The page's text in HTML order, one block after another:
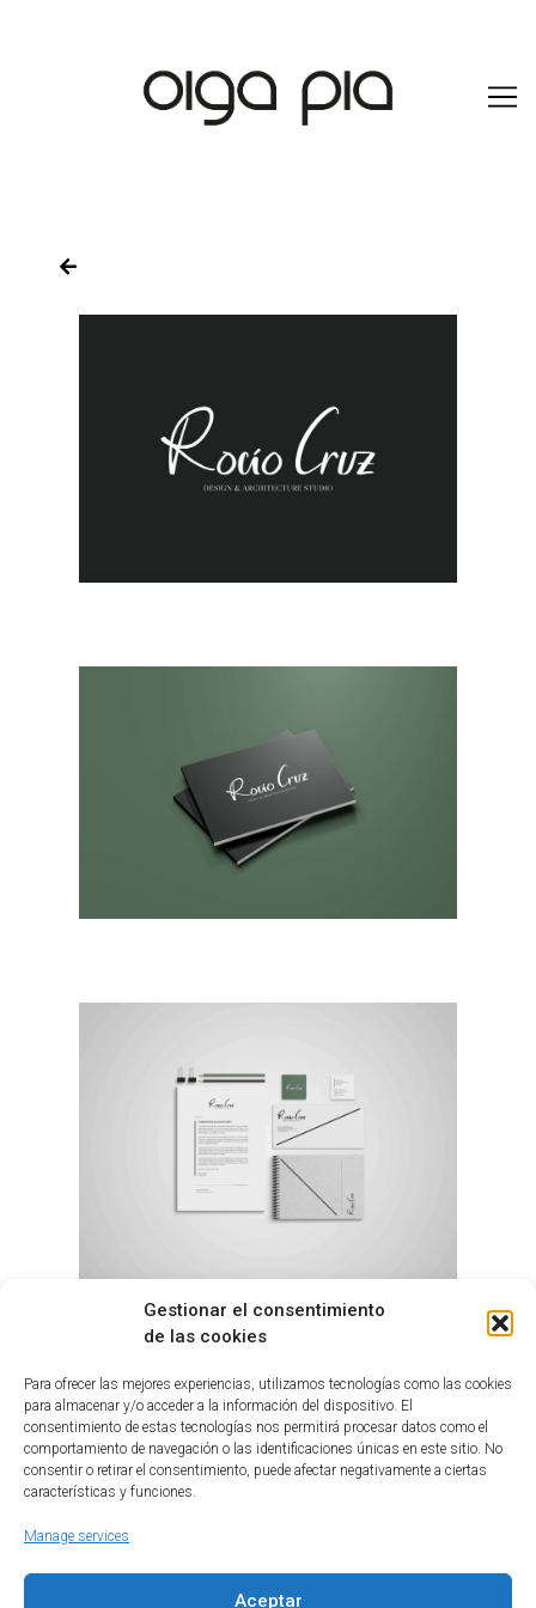
Gestionar el consentimiento
de las cookies
Para ofrecer las mejores experiencias, utilizamos tecnologías como las cookies
para almacenar y/o acceder a la información del dispositivo. El
consentimiento de estas tecnologías nos permitirá procesar datos como el
comportamiento de navegación o las identificaciones únicas en este sitio. No
consentir o retirar el consentimiento, puede afectar negativamente a ciertas
características y funciones.
Manage services
Aceptar